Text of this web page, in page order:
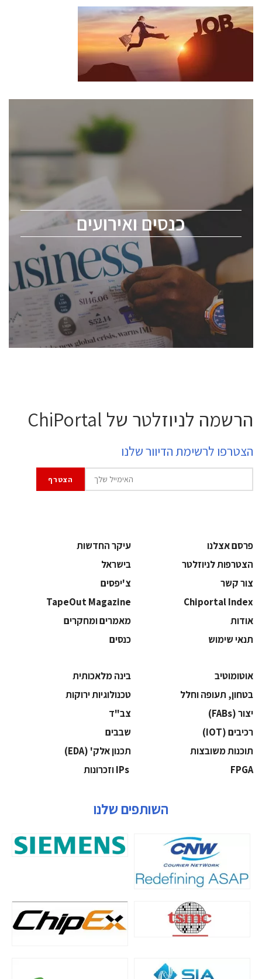
כנסים ואירועים
כנסים ואירועים
לכל העוסקים בתעשיית הסמיקונדקטור כולל מהנדסים,
ChipEx2026 will be held on May 12-13, 2026. The
conference is intended for everyone involved in the
semiconductor industry, including engineers,
professional experts, and senior executives.
לחץ לפרטים
הרשמה לניוזלטר של ChiPortal
הצטרפו לרשימת הדיוור שלנו
פרסם אצלנו
עיקר החדשות
הצטרפות לניוזלטר
בישראל
צור קשר
צ'יפסים
Chiportal Index
TapeOut Magazine
אודות
מאמרים ומחקרים
תנאי שימוש
כנסים
אוטומוטיב
בינה מלאכותית
בטחון, תעופה וחלל
‫טכנולוגיות ירוקות‬
‫יצור (‪(FABs‬‬
‫צב"ד‬
‫רכיבים‬ (IOT)
‫שבבים‬
‫תוכנות משובצות‬
‫תכנון אלק' (‪(EDA‬‬
‫‪FPGA‬‬
השותפים שלנו